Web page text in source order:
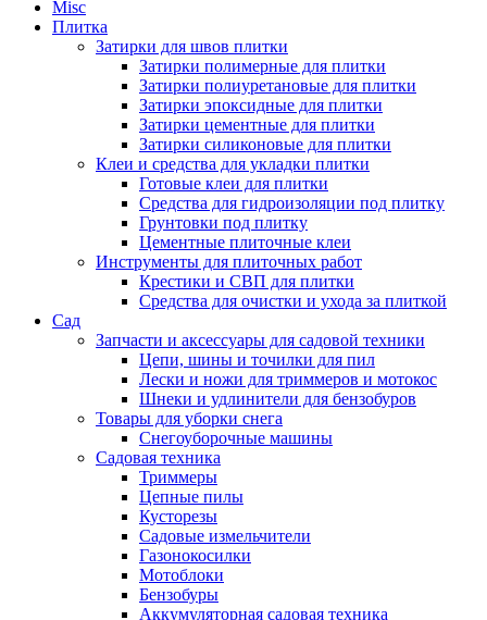
Misc
Плитка
Затирки для швов плитки
Затирки полимерные для плитки
Затирки полиуретановые для плитки
Затирки эпоксидные для плитки
Затирки цементные для плитки
Затирки силиконовые для плитки
Клеи и средства для укладки плитки
Готовые клеи для плитки
Средства для гидроизоляции под плитку
Грунтовки под плитку
Цементные плиточные клеи
Инструменты для плиточных работ
Крестики и СВП для плитки
Средства для очистки и ухода за плиткой
Сад
Запчасти и аксессуары для садовой техники
Цепи, шины и точилки для пил
Лески и ножи для триммеров и мотокос
Шнеки и удлинители для бензобуров
Товары для уборки снега
Снегоуборочные машины
Садовая техника
Триммеры
Цепные пилы
Кусторезы
Садовые измельчители
Газонокосилки
Мотоблоки
Бензобуры
Аккумуляторная садовая техника